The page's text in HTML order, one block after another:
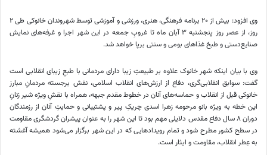
وی افزود: بیش از ۲۰ برنامه فرهنگی، هنری، ورزشی و آموزشی توسط شهروندان خانوکی
طی ۲
روز، از عصر روز پنجشنبه ۳ آبان ماه تا غروبِ جمعه در این شهر اجرا و غرفه‌های نمایش
صنایع‌دستی و طبخ غذاهای بومی و سنتی برپا خواهد شد.
وی با بیان اینکه شهرخانوک علاوه بر طبیعتِ زیبا دارای مردمانی با طبعِ زیبای انقلابی است
گفت: سوابق انقلابی‌گری، دفاع از ارزش‌های انقلاب اسلامی، نقش برجسته مردمانِ مبارز
خانوکیقبل از انقلاب و حماسه‌های آنان در خطوط مقدم جبهه، همراه با نقشِ ویژه شیر زنانِ
اینخطه به ویژه بانو مرحومه زهرا اسدیچریکِ پیر و پشتیبانی و حمایتِ آنان از رزمندگان
دوران ۸ سال دفاع مقدس دلایلی مهم بود تا این شهر را به عنوان پیشران گردشگری مقاومت
در سطح کشور مطرح شود و تمام رویدادهایی که در این شهر برگزار می‌شود همیشه آغشته
به عِطر انقلاب، مقاومت و ایثار است.